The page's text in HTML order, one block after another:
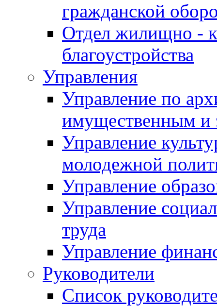
гражданской
Отдел жилищно -
благоустройства
Управления
Управление по
имущественным и
Управление
молодежной
Управление
Управление
труда
Управление
Руководители
Список